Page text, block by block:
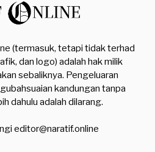
(termasuk, tetapi tidak terhad
dan logo) adalah hak milik
sebaliknya. Pengeluaran
kandungan tanpa
dahulu adalah dilarang.
editor@naratif.online